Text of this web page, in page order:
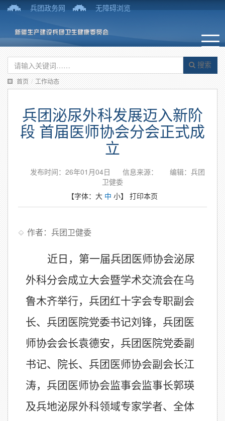
兵团政务网 无障碍浏览
搜索
首页 / 工作动态
兵团泌尿外科发展迈入新阶
段 首届医师协会分会正式成
立
发布时间：26年01月04日 信息来源：
编辑：兵团
卫健委
【字体： 大 中 小】 打印本页
作者：兵团卫健委
近日，第一届兵团医师协会泌尿
外科分会成立大会暨学术交流会在乌
鲁木齐举行，兵团红十字会专职副会
长、兵团医院党委书记刘锋，兵团医
师协会会长袁德安，兵团医院党委副
书记、院长、兵团医师协会副会长江
涛，兵团医师协会监事会监事长郭瑛
及兵地泌尿外科领域专家学者、全体